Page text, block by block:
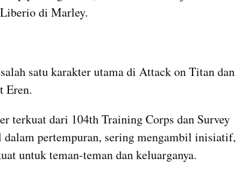
di Marley.
satu karakter utama di Attack on Titan dan
Eren.
terkuat dari 104th Training Corps dan Survey
dalam pertempuran, sering mengambil inisiatif,
untuk teman-teman dan keluarganya.